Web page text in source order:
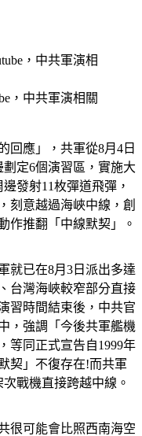
，中共軍演相關
回應」，共軍從8月4日
劃定6個演習區，實施大
發射11枚彈道飛彈，
刻意越過海峽中線，創
作推翻「中線默契」。
就已在8月3日派出多達
台灣海峽較窄部分直接
習時間結束後，中共官
，強調「今後共軍艦機
等同正式宣告自1999年
契」不復存在!而共軍
戰機直接跨越中線。
很可能會比照西南海空